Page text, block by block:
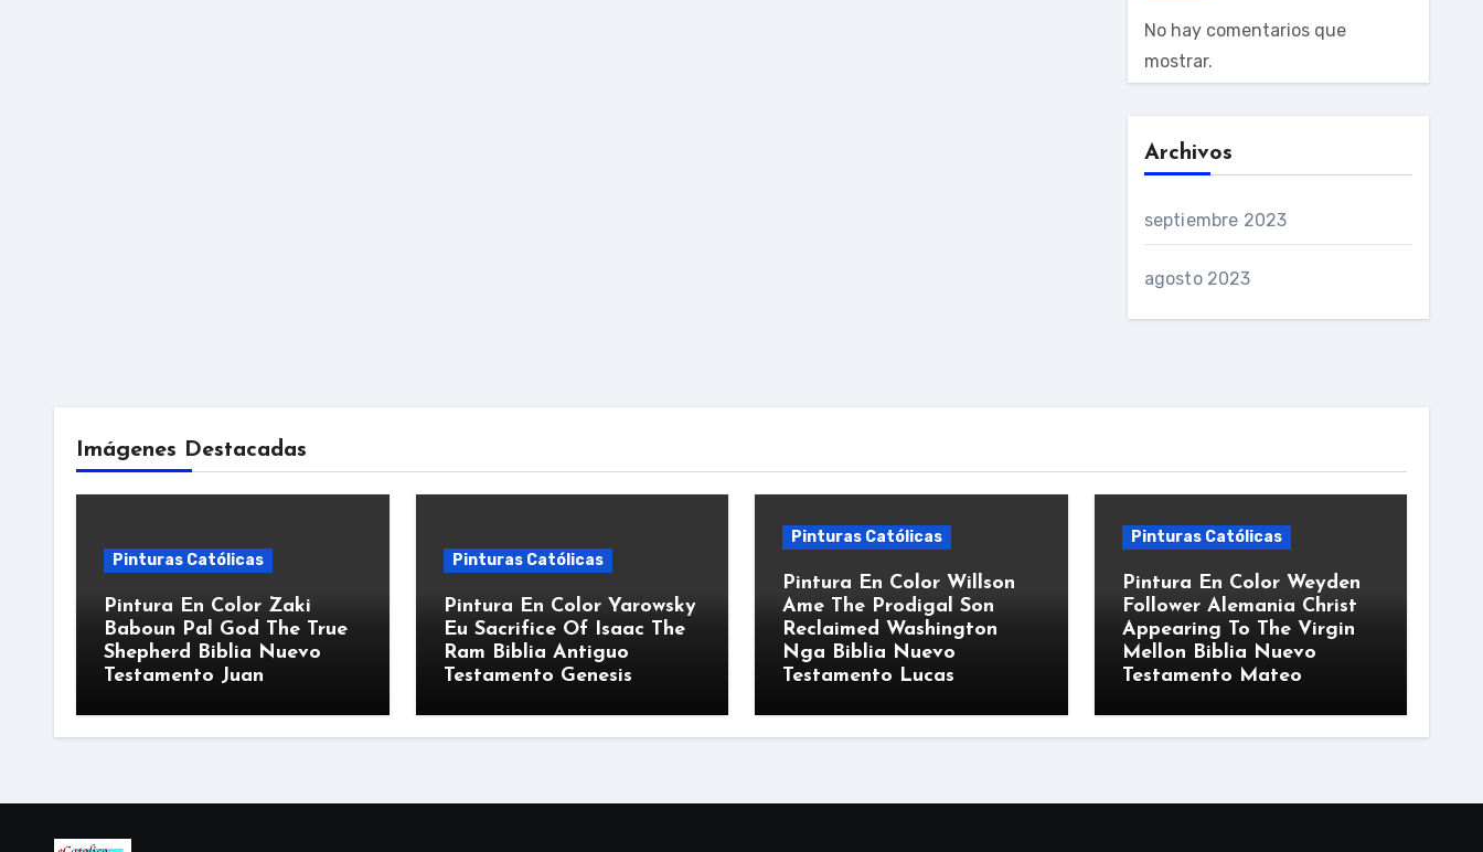
No hay comentarios que
mostrar.
Archivos
septiembre 2023
agosto 2023
Imágenes Destacadas
Pinturas Católicas
Pintura En Color Zaki
Baboun Pal God The True
Shepherd Biblia Nuevo
Testamento Juan
Pinturas Católicas
Pintura En Color Yarowsky
Eu Sacrifice Of Isaac The
Ram Biblia Antiguo
Testamento Genesis
Pinturas Católicas
Pintura En Color Willson
Ame The Prodigal Son
Reclaimed Washington
Nga Biblia Nuevo
Testamento Lucas
Pinturas Católicas
Pintura En Color Weyden
Follower Alemania Christ
Appearing To The Virgin
Mellon Biblia Nuevo
Testamento Mateo